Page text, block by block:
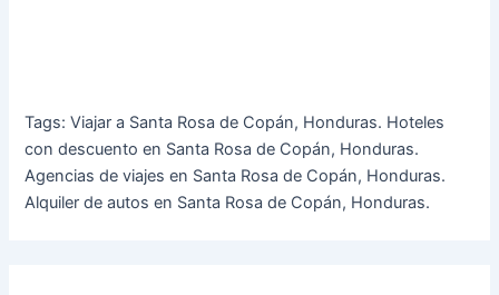
Tags: Viajar a Santa Rosa de Copán, Honduras. Hoteles
con descuento en Santa Rosa de Copán, Honduras.
Agencias de viajes en Santa Rosa de Copán, Honduras.
Alquiler de autos en Santa Rosa de Copán, Honduras.